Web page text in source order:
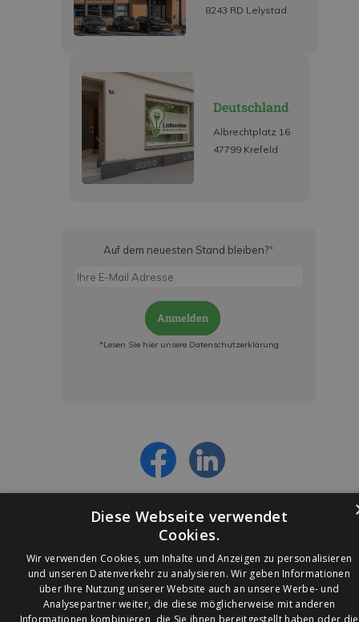
8243 RD Lelystad
Deutschland
Albrechtplatz 16
47799 Krefeld
Auf dem neuesten Stand bleiben?*
Anmelden
*Lesen Sie hier unsere Datenschutzerklärung
© 2026 Ledleuchtendiscounter.de
Diese Webseite verwendet
Cookies.
Wir verwenden Cookies, um Inhalte und Anzeigen zu personalisieren
und unseren Datenverkehr zu analysieren. Wir geben Informationen
über Ihre Nutzung unserer Website auch an unsere Werbe- und
Analysepartner weiter, die diese möglicherweise mit anderen
Informationen kombinieren, die Sie ihnen bereitgestellt haben oder die